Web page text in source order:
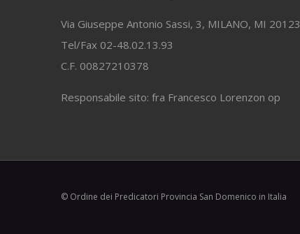
Via Giuseppe Antonio Sassi, 3, MILANO, MI 20123
Tel/Fax 02-48.02.13.93
C.F. 00827210378
Responsabile sito: fra Francesco Lorenzon op
© Ordine dei Predicatori Provincia San Domenico in Italia